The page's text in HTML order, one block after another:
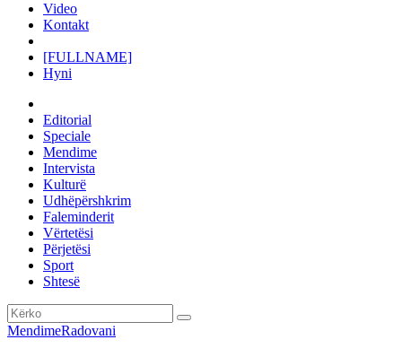
Video
Kontakt
[FULLNAME]
Hyni
Editorial
Speciale
Mendime
Intervista
Kulturë
Udhëpërshkrim
Faleminderit
Vërtetësi
Përjetësi
Sport
Shtesë
MendimeRadovani